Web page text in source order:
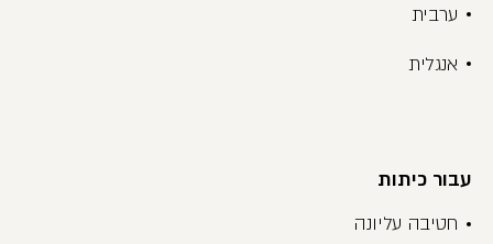
ערבית
אנגלית
עבור כיתות
חטיבה עליונה